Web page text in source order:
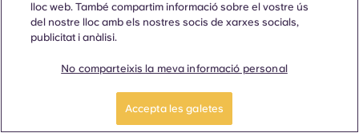
lloc web. També compartim informació sobre el vostre ús
del nostre lloc amb els nostres socis de xarxes socials,
publicitat i anàlisi.
No comparteixis la meva informació personal
Accepta les galetes